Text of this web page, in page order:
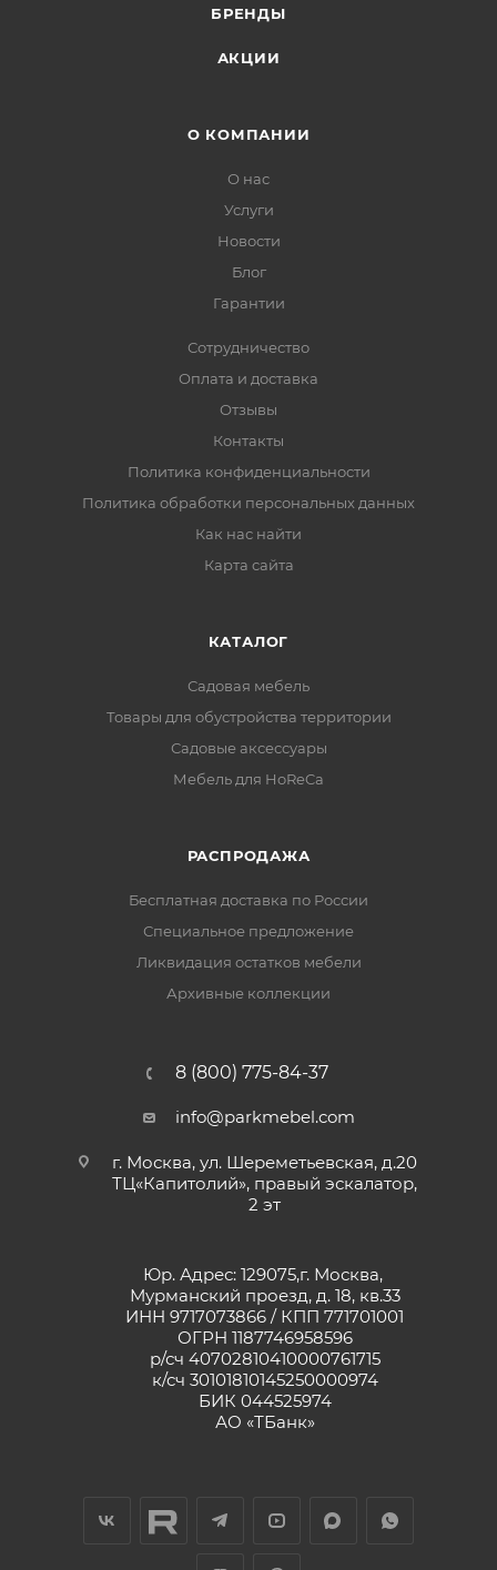
БРЕНДЫ
АКЦИИ
О КОМПАНИИ
О нас
Услуги
Новости
Блог
Гарантии
Сотрудничество
Оплата и доставка
Отзывы
Контакты
Политика конфиденциальности
Политика обработки персональных данных
Как нас найти
Карта сайта
КАТАЛОГ
Садовая мебель
Товары для обустройства территории
Садовые аксессуары
Мебель для HoReCa
РАСПРОДАЖА
Бесплатная доставка по России
Специальное предложение
Ликвидация остатков мебели
Архивные коллекции
8 (800) 775-84-37
info@parkmebel.com
г. Москва, ул. Шереметьевская, д.20
ТЦ«Капитолий», правый эскалатор,
2 эт
Юр. Адрес: 129075,г. Москва,
Мурманский проезд, д. 18, кв.33
ИНН 9717073866 / КПП 771701001
ОГРН 1187746958596
р/сч 40702810410000761715
к/сч 30101810145250000974
БИК 044525974
АО «ТБанк»